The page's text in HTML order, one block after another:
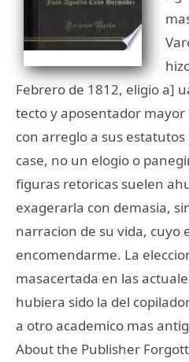
Febrero de 1812, eligio a]
tecto y aposentador mayor
con arreglo a sus estatutos
case, no un elogio o
figuras retoricas suelen
exagerarla con demasia,
narracion de su vida, cuyo
encomendarme. La
masacertada en las
hubiera sido la del
a otro academico mas
About the Publisher